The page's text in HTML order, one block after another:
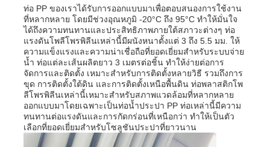
ท่อ PP ของเราได้รับการออกแบบมาเพื่อตอบสนองการใช้งาน
ที่หลากหลาย โดยมีช่วงอุณหภูมิ -20°C ถึง 95°C ทำให้มั่นใจ
ได้ถึงความทนทานและประสิทธิภาพภายใต้สภาวะต่างๆ ท่อ
แรงดันโพลีโพรพิลีนเหล่านี้มีผนังหนาตั้งแต่ 3 ถึง 5.5 มม. ให้
ความแข็งแรงและความน่าเชื่อถือที่ยอดเยี่ยมสำหรับระบบจ่าย
น้ำ ท่อแต่ละเส้นผลิตยาว 3 เมตรต่อชิ้น ทำให้ง่ายต่อการ
จัดการและติดตั้ง เหมาะสำหรับการติดตั้งหลายวิธี รวมถึงการ
ขุด การติดตั้งใต้ดิน และการติดตั้งเหนือพื้นดิน ท่อพลาสติกโพ
ลีโพรพิลีนเหล่านี้เหมาะสำหรับสภาพแวดล้อมที่หลากหลาย
ออกแบบมาโดยเฉพาะเป็นท่อน้ำประปา PP ท่อเหล่านี้มีความ
ทนทานต่อแรงดันและการกัดกร่อนที่เหนือกว่า ทำให้เป็นตัว
เลือกที่ยอดเยี่ยมสำหรับโซลูชันประปาที่ยาวนาน